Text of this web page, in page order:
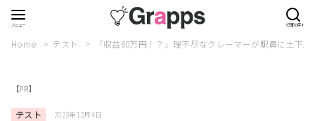
Home テスト 「収益60万円！？」理不尽なクレーマーが駅員に土下
【PR】
テスト 2023年12月4日